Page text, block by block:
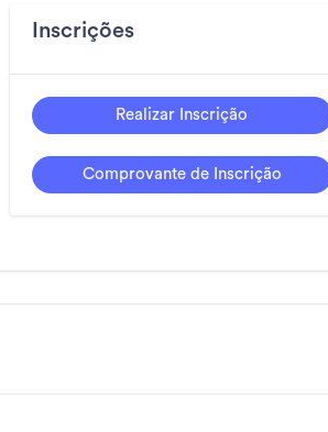
Inscrições
Realizar Inscrição
Comprovante de Inscrição